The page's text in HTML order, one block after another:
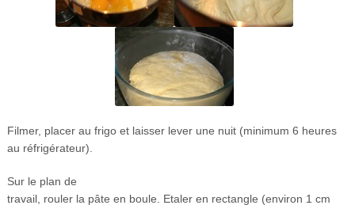
Filmer, placer au frigo et laisser lever une nuit (minimum 6 heures
au réfrigérateur).
Sur le plan de
travail, rouler la pâte en boule. Etaler en rectangle (environ 1 cm